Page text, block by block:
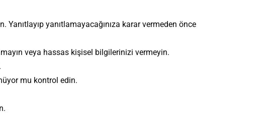
yanıtlamayacağınıza karar vermeden önce
veya hassas kişisel bilgilerinizi vermeyin.
mu kontrol edin.